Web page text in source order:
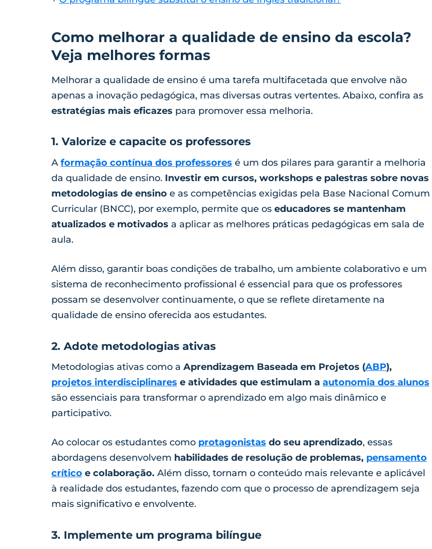
Como melhorar a qualidade de ensino da escola?
Veja melhores formas
Melhorar a qualidade de ensino é uma tarefa multifacetada que envolve não
apenas a inovação pedagógica, mas diversas outras vertentes. Abaixo, confira as
estratégias mais eficazes para promover essa melhoria.
1. Valorize e capacite os professores
A formação contínua dos professores é um dos pilares para garantir a melhoria
da qualidade de ensino. Investir em cursos, workshops e palestras sobre novas
metodologias de ensino e as competências exigidas pela Base Nacional Comum
Curricular (BNCC), por exemplo, permite que os educadores se mantenham
atualizados e motivados a aplicar as melhores práticas pedagógicas em sala de
aula.
Além disso, garantir boas condições de trabalho, um ambiente colaborativo e um
sistema de reconhecimento profissional é essencial para que os professores
possam se desenvolver continuamente, o que se reflete diretamente na
qualidade de ensino oferecida aos estudantes.
2. Adote metodologias ativas
Metodologias ativas como a Aprendizagem Baseada em Projetos (ABP),
projetos interdisciplinares e atividades que estimulam a autonomia dos alunos
são essenciais para transformar o aprendizado em algo mais dinâmico e
participativo.
Ao colocar os estudantes como protagonistas do seu aprendizado, essas
abordagens desenvolvem habilidades de resolução de problemas, pensamento
crítico e colaboração. Além disso, tornam o conteúdo mais relevante e aplicável
à realidade dos estudantes, fazendo com que o processo de aprendizagem seja
mais significativo e envolvente.
3. Implemente um programa bilíngue